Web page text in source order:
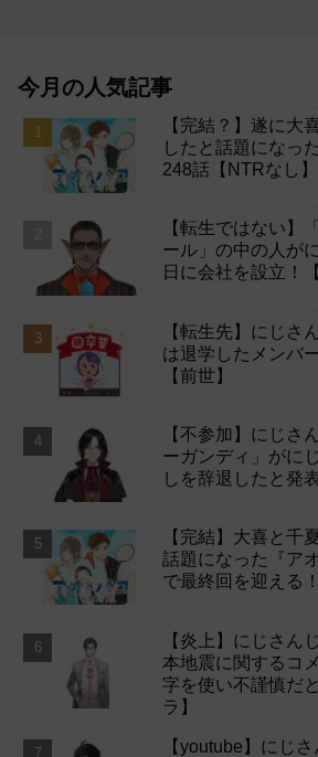
今月の人気記事
【完結？】遂に大
したと話題になっ
248話【NTRなし】
【転生ではない】
ール」の中の人が
日に会社を設立！
【転生先】にじさ
は退学したメンバ
【前世】
【不参加】にじさ
ーガンディ」がに
しを辞退したと発
【完結】大喜と千
話題になった『ア
で最終回を迎える！
【炎上】にじさん
本地震に関するコ
字を使い不謹慎だ
ラ】
【youtube】にじ